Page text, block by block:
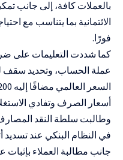
بالعملات كافة، إلى جانب
الائتمانية بما يتناسب مع
فورًا.
كما شددت التعليمات على
عملة الحساب، وتحديد سقف
أسعار الصرف وتفادي
وطالبت سلطة النقد المصارف
في النظام البنكي عند تسديد
جانب مطالبة العملاء